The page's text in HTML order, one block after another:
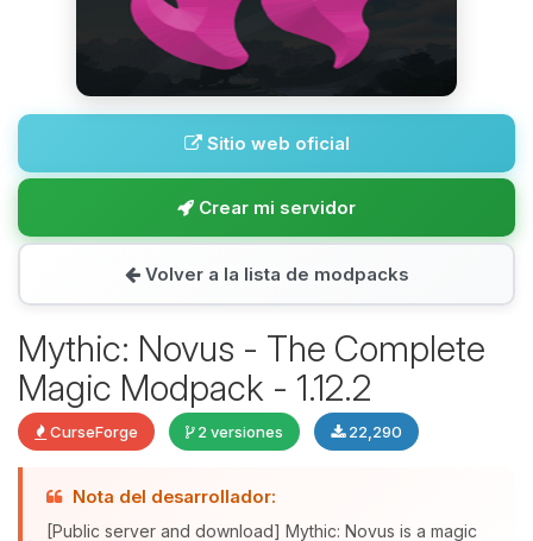
Sitio web oficial
Crear mi servidor
Volver a la lista de modpacks
Mythic: Novus - The Complete
Magic Modpack - 1.12.2
CurseForge 2 versiones 22,290
Nota del desarrollador:
[Public server and download] Mythic: Novus is a magic
hablar! Soy Choupy, tu pequeno
asistente de BoxToPlay. Cuentame